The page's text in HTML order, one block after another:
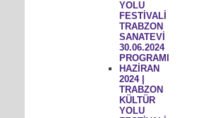
YOLU
FESTİVALİ
TRABZON
SANATEVİ
30.06.2024
PROGRAMI
HAZİRAN
2024 |
TRABZON
KÜLTÜR
YOLU